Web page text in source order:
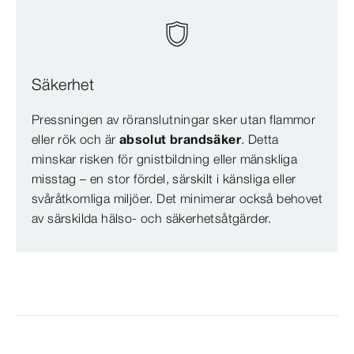
Säkerhet
Pressningen av röranslutningar sker utan flammor
eller rök och är absolut brandsäker. Detta
minskar risken för gnistbildning eller mänskliga
misstag – en stor fördel, särskilt i känsliga eller
svåråtkomliga miljöer. Det minimerar också behovet
av särskilda hälso- och säkerhetsåtgärder.